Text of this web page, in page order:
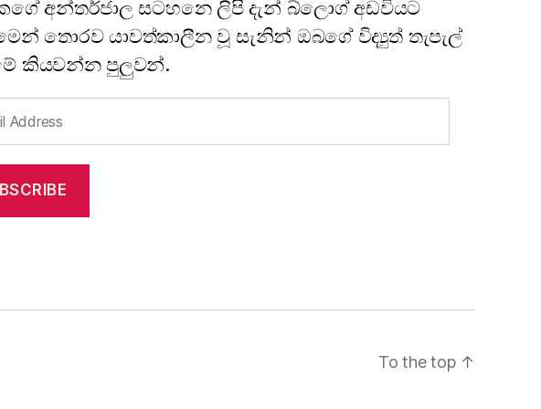
අන්තර්ජාල සටහනෙ ලිපි දැන් බ්ලොග් අඩවියට
තොරව යාවත්කාලීන වූ සැනින් ඔබගේ විද්‍යුත් තැපැල්
කියවන්න පුලුවන්.
To the top ↑